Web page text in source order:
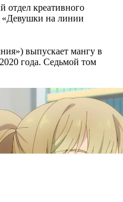
отдел креативного
«Девушки на линии
выпускает мангу в
года. Седьмой том